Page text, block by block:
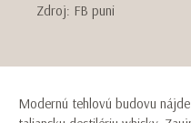
Zdroj: FB puni
Modernú tehlovú budovu